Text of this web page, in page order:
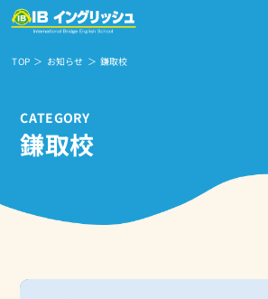
TOP お知らせ 鎌取校
CATEGORY
鎌取校